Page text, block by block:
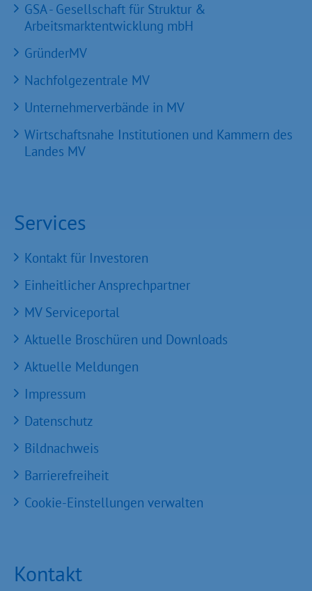
GSA - Gesellschaft für Struktur &
Arbeitsmarktentwicklung mbH
GründerMV
Nachfolgezentrale MV
Unternehmerverbände in MV
Wirtschaftsnahe Institutionen und Kammern des
Landes MV
Services
Kontakt für Investoren
Einheitlicher Ansprechpartner
MV Serviceportal
Aktuelle Broschüren und Downloads
Aktuelle Meldungen
Impressum
Datenschutz
Bildnachweis
Barrierefreiheit
Cookie-Einstellungen verwalten
Kontakt